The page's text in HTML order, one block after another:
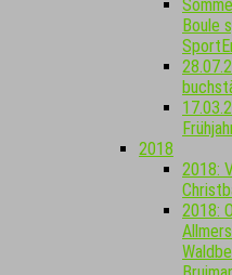
Boule
2018
2018:
2018: